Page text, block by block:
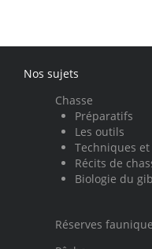
Nos sujets
Chasse
Préparatifs
Les outils
Techniques
Récits de
Biologie du
Réserves